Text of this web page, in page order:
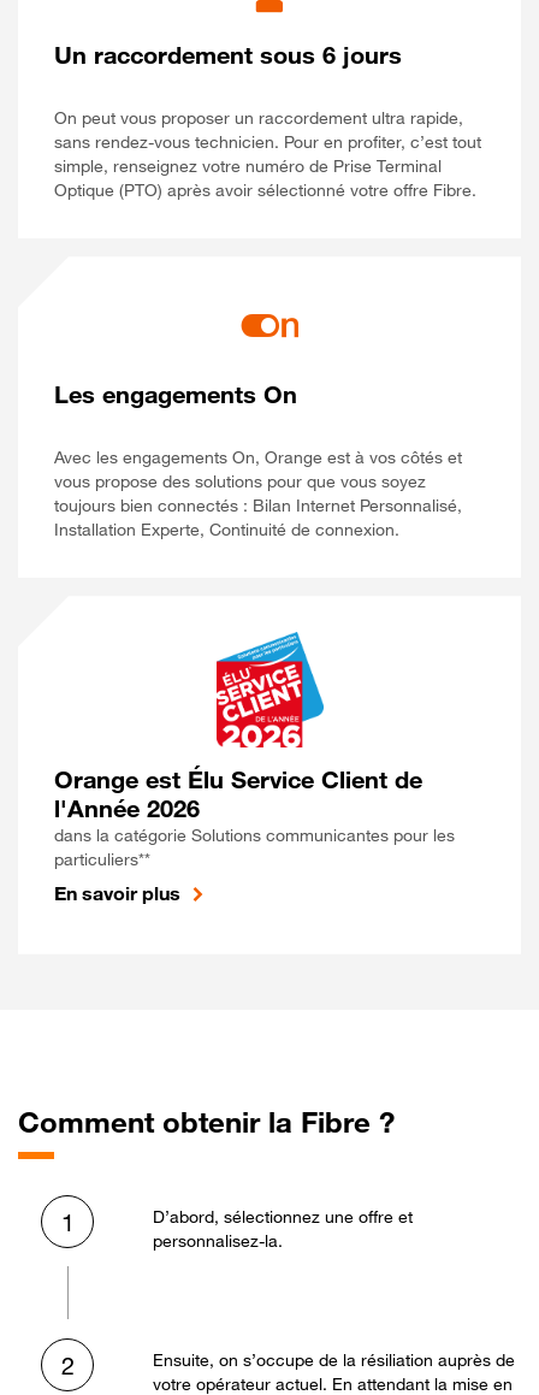
Un raccordement sous 6 jours
On peut vous proposer un raccordement ultra rapide,
sans rendez-vous technicien. Pour en profiter, c’est tout
simple, renseignez votre numéro de Prise Terminal
Optique (PTO) après avoir sélectionné votre offre Fibre.
Les engagements On
Avec les engagements On, Orange est à vos côtés et
vous propose des solutions pour que vous soyez
toujours bien connectés : Bilan Internet Personnalisé,
Installation Experte, Continuité de connexion.
Orange est Élu Service Client de
l'Année 2026
dans la catégorie Solutions communicantes pour les
particuliers**
En savoir plus
Comment obtenir la Fibre ?
1
D’abord, sélectionnez une offre et
personnalisez-la.
2
Ensuite, on s’occupe de la résiliation auprès de
votre opérateur actuel. En attendant la mise en